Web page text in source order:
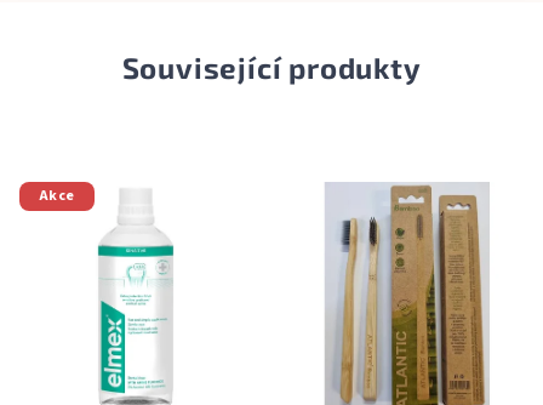
Související produkty
Akce